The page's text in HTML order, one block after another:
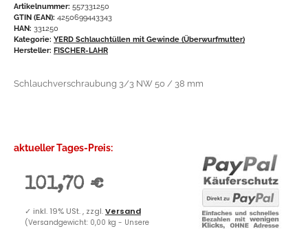
Artikelnummer: 557331250
GTIN (EAN): 4250699443343
HAN: 331250
Kategorie: YERD Schlauchtüllen mit Gewinde (Überwurfmutter)
Hersteller: FISCHER-LAHR
Schlauchverschraubung 3/3 NW 50 / 38 mm
aktueller Tages-Preis:
101,70 €
✓ inkl. 19% USt. , zzgl.Versand
(Versandgewicht: 0,00 kg - Unsere